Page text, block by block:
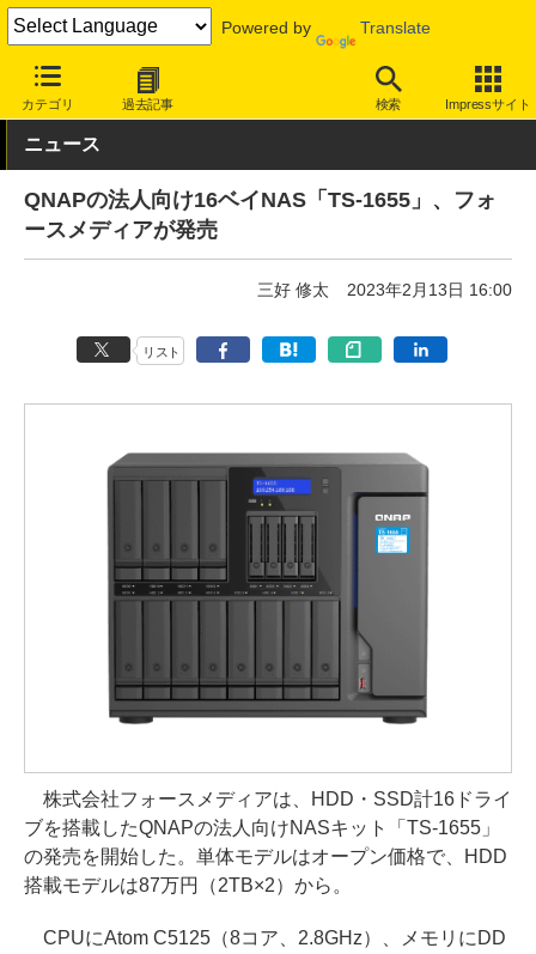
Powered by Translate
カテゴリ 過去記事 検索 Impressサイト
INTERNET Watch ハードウェア
ニュース
QNAPの法人向け16ベイNAS「TS-1655」、フォ
ースメディアが発売
三好 修太 2023年2月13日 16:00
リスト
株式会社フォースメディアは、HDD・SSD計16ドライ
ブを搭載したQNAPの法人向けNASキット「TS-1655」
の発売を開始した。単体モデルはオープン価格で、HDD
搭載モデルは87万円（2TB×2）から。
CPUにAtom C5125（8コア、2.8GHz）、メモリにDD